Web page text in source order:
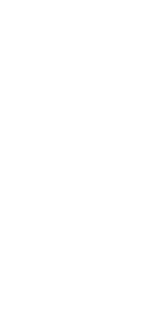
Equilibre médiation/
Eviter les risques de